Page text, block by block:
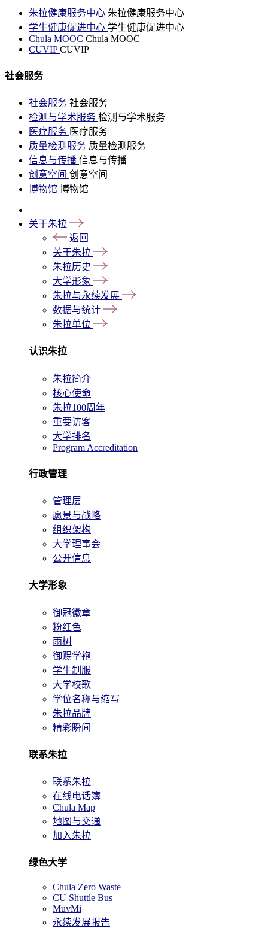
朱拉健康服务中心 朱拉健康服务中心
学生健康促进中心 学生健康促进中心
Chula MOOC Chula MOOC
CUVIPCUVIP
社会服务
社会服务 社会服务
检测与学术服务 检测与学术服务
医疗服务 医疗服务
质量检测服务 质量检测服务
信息与传播 信息与传播
创意空间 创意空间
博物馆 博物馆
关于朱拉
返回
关于朱拉
朱拉历史
大学形象
朱拉与永续发展
数据与统计
朱拉单位
认识朱拉
朱拉简介
核心使命
朱拉100周年
重要访客
大学排名
Program Accreditation
行政管理
管理层
愿景与战略
组织架构
大学理事会
公开信息
大学形象
御冠徽章
粉红色
雨树
御赐学袍
学生制服
大学校歌
学位名称与缩写
朱拉品牌
精彩瞬间
联系朱拉
联系朱拉
在线电话簿
Chula Map
地图与交通
加入朱拉
绿色大学
Chula Zero Waste
CU Shuttle Bus
MuvMi
永续发展报告